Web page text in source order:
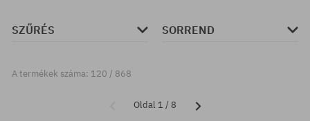
SZŰRÉS SORREND
A termékek száma: 120 / 868
Oldal 1 / 8